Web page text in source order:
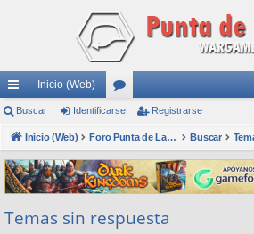
nl
ac
es
rá
pi
Inicio (Web)
or
os
Buscar Identificarse Registrarse
Inicio (Web) Foro Punta de Lanza Wargames Buscar
Temas sin respuesta